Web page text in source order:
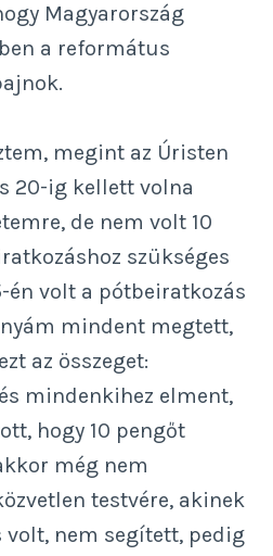
Magyarország
a református
megint az Úristen
20-ig kellett volna
de nem volt 10
szükséges
én volt a pótbeiratkozás
mindent megtett,
az összeget:
mindenkihez elment,
hogy 10 pengőt
még nem
testvére, akinek
volt, nem segített, pedig